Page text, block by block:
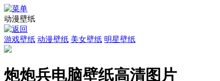
动漫壁纸
游戏壁纸 动漫壁纸 美女壁纸 明星壁纸
炮炮兵电脑壁纸高清图片